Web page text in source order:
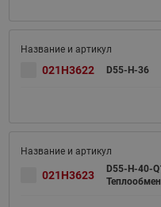
021H3622 D55-H-36
021H3623
D55-H-40-